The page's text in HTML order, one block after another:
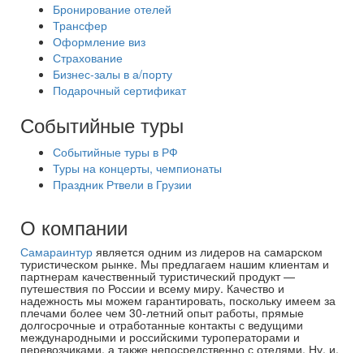
Бронирование отелей
Трансфер
Оформление виз
Страхование
Бизнес-залы в а/порту
Подарочный сертификат
Событийные туры
Событийные туры в РФ
Туры на концерты, чемпионаты
Праздник Ртвели в Грузии
О компании
Самараинтур является одним из лидеров на самарском
туристическом рынке. Мы предлагаем нашим клиентам и
партнерам качественный туристический продукт —
путешествия по России и всему миру. Качество и
надежность мы можем гарантировать, поскольку имеем за
плечами более чем 30-летний опыт работы, прямые
долгосрочные и отработанные контакты с ведущими
международными и российскими туроператорами и
перевозчиками, а также непосредственно с отелями. Ну, и,